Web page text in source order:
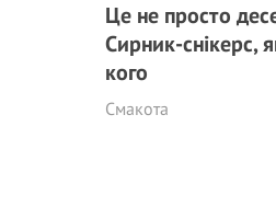
Це не просто
Сирник-снікерс,
кого
Смакота